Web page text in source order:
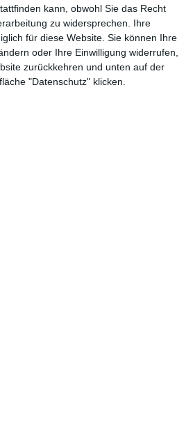
kann, obwohl Sie das Recht
zu widersprechen. Ihre
für diese Website. Sie können Ihre
oder Ihre Einwilligung widerrufen,
zurückkehren und unten auf der
"Datenschutz" klicken.
Auf Dein Wohl!